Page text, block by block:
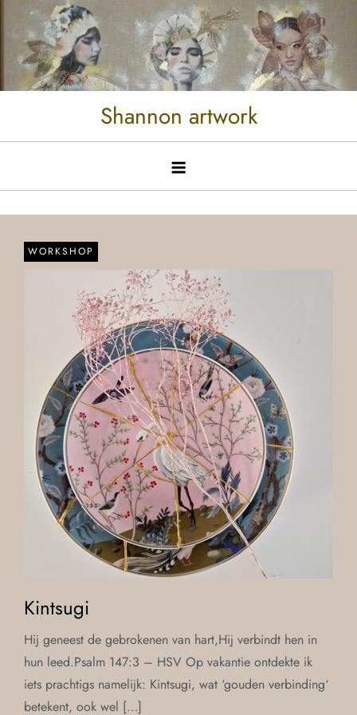
Shannon artwork
WORKSHOP
Kintsugi
Hij geneest de gebrokenen van hart,Hij verbindt hen in
hun leed.Psalm 147:3 – HSV Op vakantie ontdekte ik
iets prachtigs namelijk: Kintsugi, wat ‘gouden verbinding‘
betekent, ook wel […]